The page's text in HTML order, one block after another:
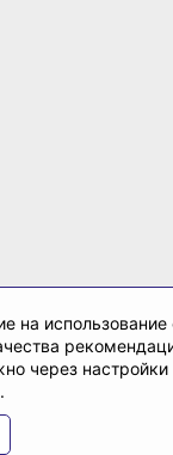
на использование
через